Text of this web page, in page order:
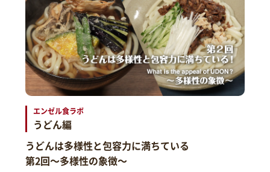
エンゼル食ラボ
うどん編
うどんは多様性と包容力に満ちている
第2回～多様性の象徴～